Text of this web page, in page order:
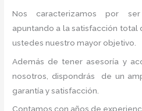
Nos caracterizamos por
apuntando a la satisfacción total
ustedes nuestro mayor objetivo.
Además de tener asesoría y
nosotros, dispondrás de un
garantía y satisfacción.
Contamos con años de